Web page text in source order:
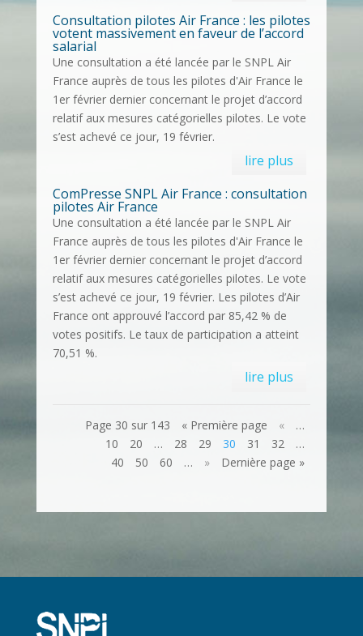
Consultation pilotes Air France : les pilotes
votent massivement en faveur de l’accord
salarial
Une consultation a été lancée par le SNPL Air
France auprès de tous les pilotes d'Air France le
1er février dernier concernant le projet d’accord
relatif aux mesures catégorielles pilotes. Le vote
s’est achevé ce jour, 19 février.
lire plus
ComPresse SNPL Air France : consultation
pilotes Air France
Une consultation a été lancée par le SNPL Air
France auprès de tous les pilotes d'Air France le
1er février dernier concernant le projet d’accord
relatif aux mesures catégorielles pilotes. Le vote
s’est achevé ce jour, 19 février. Les pilotes d’Air
France ont approuvé l’accord par 85,42 % de
votes positifs. Le taux de participation a atteint
70,51 %.
lire plus
Page 30 sur 143 « Première page «
…
10
20 … 28 29 30 31 32
…
40
50 60 … » Dernière page »